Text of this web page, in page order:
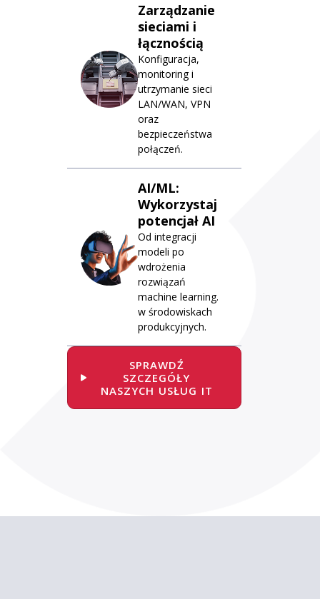
Zarządzanie
sieciami i
łącznością
Konfiguracja,
monitoring i
utrzymanie sieci
LAN/WAN, VPN
oraz
bezpieczeństwa
połączeń.
AI/ML:
Wykorzystaj
potencjał AI
Od integracji
modeli po
wdrożenia
rozwiązań
machine learning.
w środowiskach
produkcyjnych.
SPRAWDŹ
SZCZEGÓŁY
NASZYCH USŁUG IT